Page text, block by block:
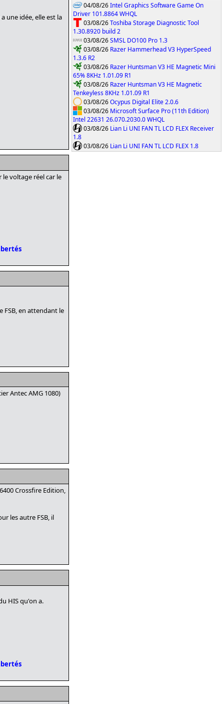
04/08/26Intel Graphics Software Game On
Driver 101.8864 WHQL
03/08/26Toshiba Storage Diagnostic Tool
1.30.8920 build 2
03/08/26SMSL DO100 Pro 1.3
03/08/26 Razer Hammerhead V3 HyperSpeed
1.3.6 R2
03/08/26 Razer Huntsman V3 HE Magnetic Mini
65% 8KHz 1.01.09 R1
03/08/26 Razer Huntsman V3 HE Magnetic
Tenkeyless 8KHz 1.01.09 R1
03/08/26Ocypus Digital Elite 2.0.6
03/08/26 Microsoft Surface Pro (11th Edition)
Intel 22631 26.070.2030.0 WHQL
03/08/26 Lian Li UNI FAN TL LCD FLEX Receiver
1.8
03/08/26 Lian Li UNI FAN TL LCD FLEX 1.8
une idée, elle est la
voltage réel car le
FSB, en attendant le
Antec AMG 1080)
Crossfire Edition,
les autre FSB, il
HIS qu'on a.